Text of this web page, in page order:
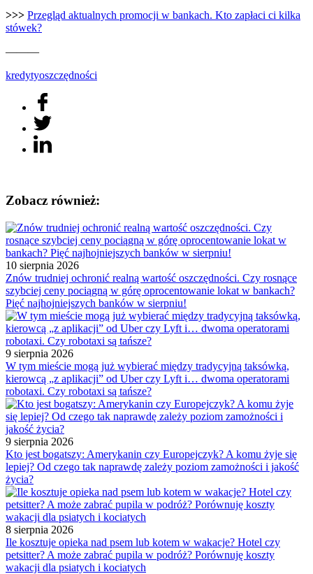
>>> Przegląd aktualnych promocji w bankach. Kto zapłaci ci kilka
stówek?
———
kredytyoszczędności
Zobacz również:
10 sierpnia 2026
Znów trudniej ochronić realną wartość oszczędności. Czy rosnące
szybciej ceny pociągną w górę oprocentowanie lokat w bankach?
Pięć najhojniejszych banków w sierpniu!
9 sierpnia 2026
W tym mieście mogą już wybierać między tradycyjną taksówką,
kierowcą „z aplikacji” od Uber czy Lyft i… dwoma operatorami
robotaxi. Czy robotaxi są tańsze?
9 sierpnia 2026
Kto jest bogatszy: Amerykanin czy Europejczyk? A komu żyje się
lepiej? Od czego tak naprawdę zależy poziom zamożności i jakość
życia?
8 sierpnia 2026
Ile kosztuje opieka nad psem lub kotem w wakacje? Hotel czy
petsitter? A może zabrać pupila w podróż? Porównuję koszty
wakacji dla psiatych i kociatych